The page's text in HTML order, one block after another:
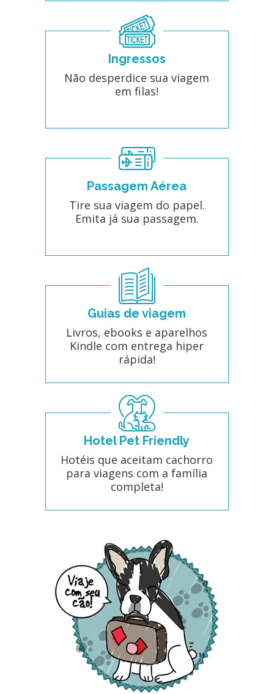
Ingressos
Não desperdice sua viagem
em filas!
Passagem Aérea
Tire sua viagem do papel.
Emita já sua passagem.
Guias de viagem
Livros, ebooks e aparelhos
Kindle com entrega hiper
rápida!
Hotel Pet Friendly
Hotéis que aceitam cachorro
para viagens com a família
completa!